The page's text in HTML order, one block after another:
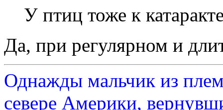
У птиц тоже к
Да, при регулярном и
Однажды мальчик из
севере Америки,